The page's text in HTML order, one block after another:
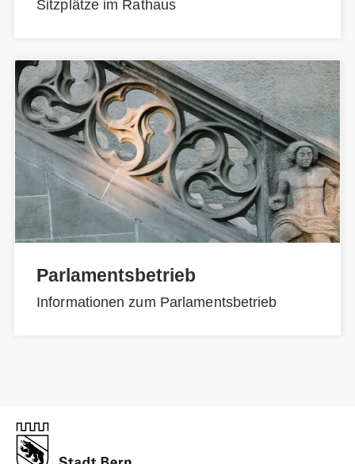
Sitzplätze im Rathaus
Parlamentsbetrieb
Informationen zum Parlamentsbetrieb